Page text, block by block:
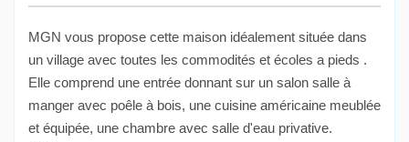
MGN vous propose cette maison idéalement située dans
un village avec toutes les commodités et écoles a pieds .
Elle comprend une entrée donnant sur un salon salle à
manger avec poêle à bois, une cuisine américaine meublée
et équipée, une chambre avec salle d'eau privative.